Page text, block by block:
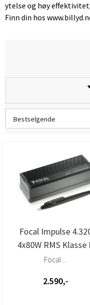
ytelse og høy
Finn din hos
Bestselgende
Focal Impulse
4x80W RMS Klasse
Forsterker
Focal ...
2.590,-